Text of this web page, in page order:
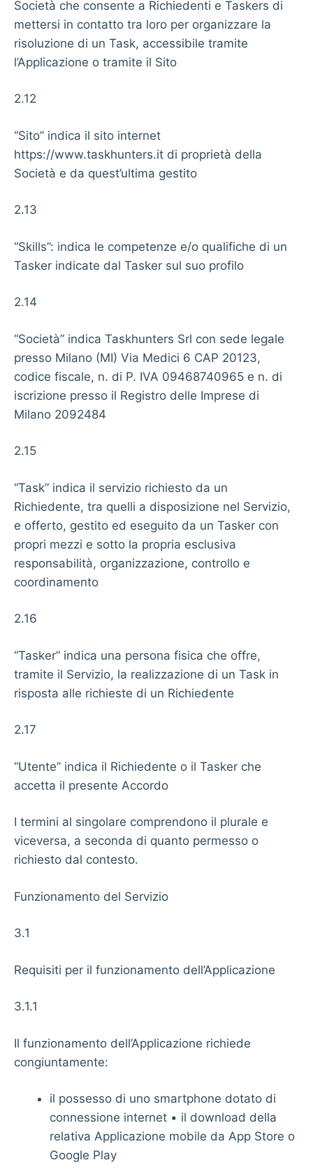
Società che consente a Richiedenti e Taskers di
mettersi in contatto tra loro per organizzare la
risoluzione di un Task, accessibile tramite
l’Applicazione o tramite il Sito
2.12
“Sito” indica il sito internet
https://www.taskhunters.it di proprietà della
Società e da quest’ultima gestito
2.13
“Skills”: indica le competenze e/o qualifiche di un
Tasker indicate dal Tasker sul suo profilo
2.14
“Società” indica Taskhunters Srl con sede legale
presso Milano (MI) Via Medici 6 CAP 20123,
codice fiscale, n. di P. IVA 09468740965 e n. di
iscrizione presso il Registro delle Imprese di
Milano 2092484
2.15
“Task” indica il servizio richiesto da un
Richiedente, tra quelli a disposizione nel Servizio,
e offerto, gestito ed eseguito da un Tasker con
propri mezzi e sotto la propria esclusiva
responsabilità, organizzazione, controllo e
coordinamento
2.16
“Tasker” indica una persona fisica che offre,
tramite il Servizio, la realizzazione di un Task in
risposta alle richieste di un Richiedente
2.17
“Utente” indica il Richiedente o il Tasker che
accetta il presente Accordo
I termini al singolare comprendono il plurale e
viceversa, a seconda di quanto permesso o
richiesto dal contesto.
Funzionamento del Servizio
3.1
Requisiti per il funzionamento dell’Applicazione
3.1.1
Il funzionamento dell’Applicazione richiede
congiuntamente:
il possesso di uno smartphone dotato di
connessione internet • il download della
relativa Applicazione mobile da App Store o
Google Play